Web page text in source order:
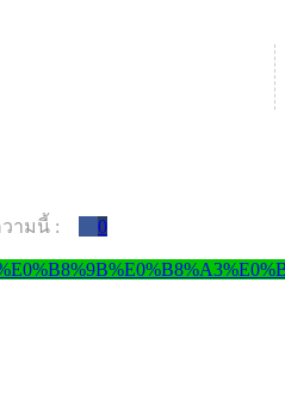
ามนี้ : 0